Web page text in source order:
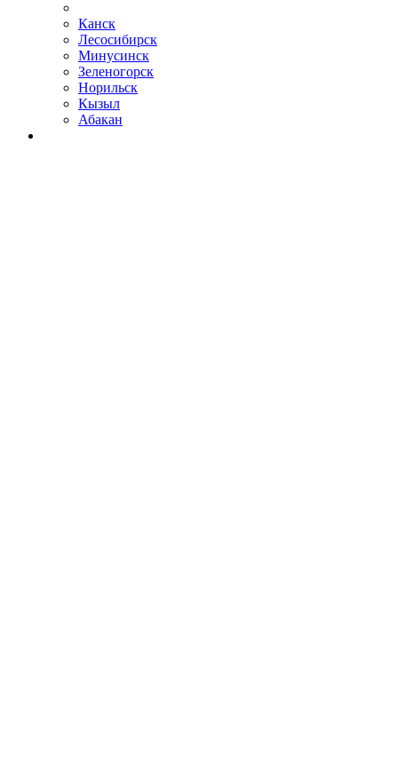
Канск
Лесосибирск
Минусинск
Зеленогорск
Норильск
Кызыл
Абакан